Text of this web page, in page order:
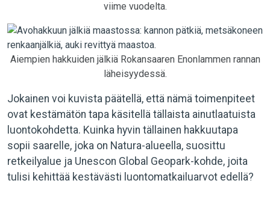
viime vuodelta.
Aiempien hakkuiden jälkiä Rokansaaren Enonlammen rannan
läheisyydessä.
Jokainen voi kuvista päätellä, että nämä toimenpiteet
ovat kestämätön tapa käsitellä tällaista ainutlaatuista
luontokohdetta. Kuinka hyvin tällainen hakkuutapa
sopii saarelle, joka on Natura-alueella, suosittu
retkeilyalue ja Unescon Global Geopark-kohde, joita
tulisi kehittää kestävästi luontomatkailuarvot edellä?